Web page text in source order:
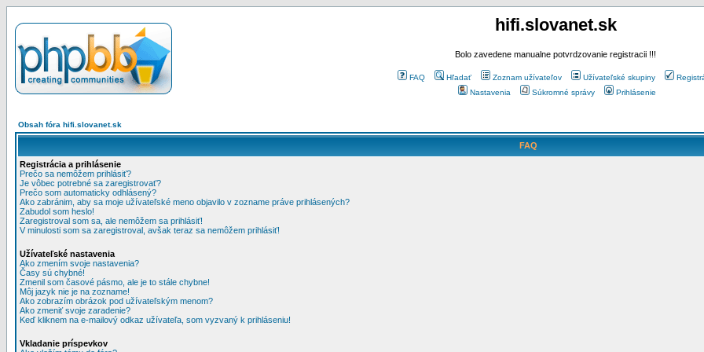
hifi.slovanet.sk
Bolo zavedene manualne potvrdzovanie registracii !!!
FAQ Hľadať Zoznam užívateľov Užívateľské skupiny
Nastavenia
Súkromné správy Prihlásenie
Obsah fóra hifi.slovanet.sk
FAQ
Registrácia a prihlásenie
Prečo sa nemôžem prihlásiť?
Je vôbec potrebné sa zaregistrovať?
Prečo som automaticky odhlásený?
Ako zabránim, aby sa moje užívateľské meno objavilo v zozname práve prihlásených?
Zabudol som heslo!
Zaregistroval som sa, ale nemôžem sa prihlásiť!
V minulosti som sa zaregistroval, avšak teraz sa nemôžem prihlásiť!
Užívateľské nastavenia
Ako zmením svoje nastavenia?
Časy sú chybné!
Zmenil som časové pásmo, ale je to stále chybne!
Môj jazyk nie je na zozname!
Ako zobrazím obrázok pod užívateľským menom?
Ako zmeniť svoje zaradenie?
Keď kliknem na e-mailový odkaz užívateľa, som vyzvaný k prihláseniu!
Vkladanie príspevkov